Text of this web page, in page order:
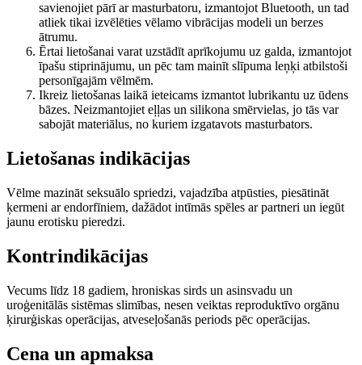
savienojiet pārī ar masturbatoru, izmantojot Bluetooth, un tad
atliek tikai izvēlēties vēlamo vibrācijas modeli un berzes
ātrumu.
Ērtai lietošanai varat uzstādīt aprīkojumu uz galda, izmantojot
īpašu stiprinājumu, un pēc tam mainīt slīpuma leņķi atbilstoši
personīgajām vēlmēm.
Ikreiz lietošanas laikā ieteicams izmantot lubrikantu uz ūdens
bāzes. Neizmantojiet eļļas un silikona smērvielas, jo tās var
sabojāt materiālus, no kuriem izgatavots masturbators.
Lietošanas indikācijas
Vēlme mazināt seksuālo spriedzi, vajadzība atpūsties, piesātināt
ķermeni ar endorfīniem, dažādot intīmās spēles ar partneri un iegūt
jaunu erotisku pieredzi.
Kontrindikācijas
Vecums līdz 18 gadiem, hroniskas sirds un asinsvadu un
uroģenitālās sistēmas slimības, nesen veiktas reproduktīvo orgānu
ķirurģiskas operācijas, atveseļošanās periods pēc operācijas.
Cena un apmaksa